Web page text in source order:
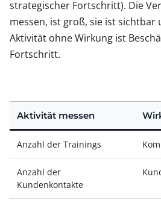
strategischer Fortschritt). Die
messen, ist groß, sie ist sichtbar
Aktivität ohne Wirkung ist
Fortschritt.
Aktivität messen
Anzahl der Trainings
Anzahl der
Kundenkontakte